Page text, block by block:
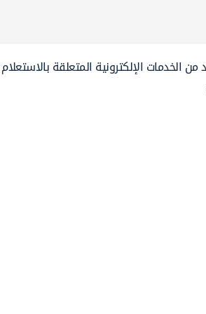
من الخدمات الإلكترونية المتعلقة